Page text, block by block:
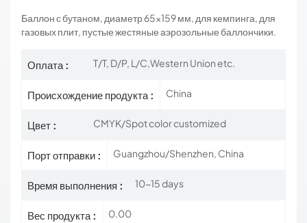
Баллон с бутаном, диаметр 65×159 мм, для кемпинга, для
газовых плит, пустые жестяные аэрозольные баллончики.
Оплата : T/T, D/P, L/C,Western Union etc.
Происхождение продукта : China
Цвет : CMYK/Spot color customized
Порт отправки : Guangzhou/Shenzhen, China
Время выполнения : 10-15 days
Вес продукта : 0.00